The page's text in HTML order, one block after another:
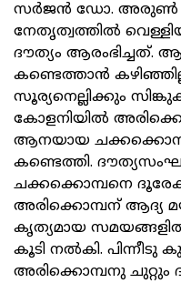
സര്‍ജന്‍ ഡോ. അരുണ്‍
നേതൃത്വത്തില്‍
ദൗത്യം ആരംഭിച്ചത്.
കണ്ടെത്താന്‍
സൂര്യനെല്ലിക്കും
കോളനിയില്‍
ആനയായ
കണ്ടെത്തി.
ചക്കക്കൊമ്പനെ ദൂരേക്കു
അരിക്കൊമ്പന് ആദ്യ
കൃത്യമായ
കൂടി നല്‍കി. പിന്നീടു
അരിക്കൊമ്പനു ചുറ്റും